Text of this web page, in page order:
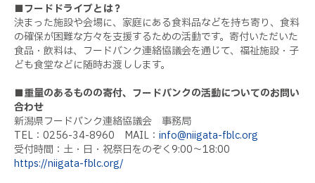
■フードドライブとは？
決まった施設や会場に、家庭にある食料品などを持ち寄り、食料
の確保が困難な方々を支援するための活動です。寄付いただいた
食品・飲料は、フードバンク連絡協議会を通じて、福祉施設・子
ども食堂などに随時お渡しします。
■重量のあるものの寄付、フードバンクの活動についてのお問い
合わせ
新潟県フードバンク連絡協議会 事務局
TEL ： 0256-34-8960 MAIL ： info@niigata-fblc.org
受付時間：土・日・祝祭日をのぞく9:00～18:00
https://niigata-fblc.org/